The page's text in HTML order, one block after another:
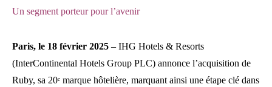
Un segment porteur pour l’avenir
Paris, le 18 février 2025 – IHG Hotels & Resorts
(InterContinental Hotels Group PLC) annonce l’acquisition de
Ruby, sa 20ᵉ marque hôtelière, marquant ainsi une étape clé dans